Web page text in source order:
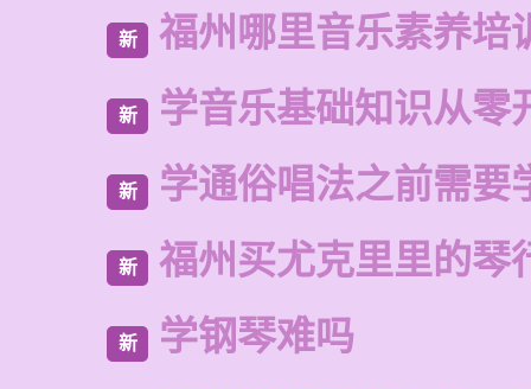
新 福州哪里音乐素养培
新 学音乐基础知识从零
新 学通俗唱法之前需要
新 福州买尤克里里的琴
新 学钢琴难吗